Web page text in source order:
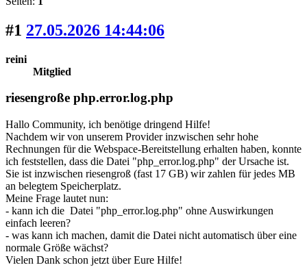
#1 27.05.2026 14:44:06
reini
Mitglied
riesengroße php.error.log.php
Hallo Community, ich benötige dringend Hilfe!
Nachdem wir von unserem Provider inzwischen sehr hohe
Rechnungen für die Webspace-Bereitstellung erhalten haben, konnte
ich feststellen, dass die Datei "php_error.log.php" der Ursache ist.
Sie ist inzwischen riesengroß (fast 17 GB) wir zahlen für jedes MB
an belegtem Speicherplatz.
Meine Frage lautet nun:
- kann ich die Datei "php_error.log.php" ohne Auswirkungen
einfach leeren?
- was kann ich machen, damit die Datei nicht automatisch über eine
normale Größe wächst?
Vielen Dank schon jetzt über Eure Hilfe!